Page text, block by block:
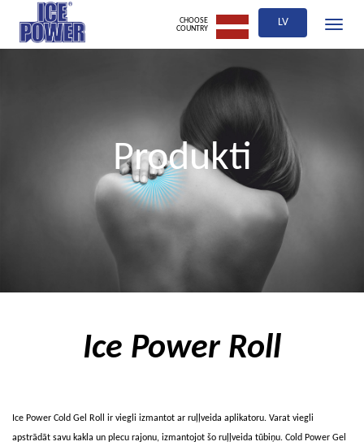
CHOOSE
COUNTRY
LV
Toggle
Produkti
Ice Power Roll
Ice Power Cold Gel Roll ir viegli izmantot ar ruļļveida aplikatoru. Varat viegli
apstrādāt savu kakla un plecu rajonu, izmantojot šo ruļļveida tūbiņu. Cold Power Gel